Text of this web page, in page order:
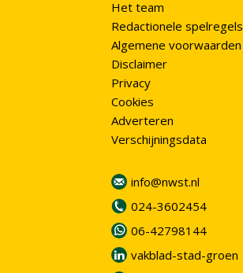
Het team
Redactionele spelregels
Algemene voorwaarden
Disclaimer
Privacy
Cookies
Adverteren
Verschijningsdata
info@nwst.nl
024-3602454
06-42798144
vakblad-stad-groen